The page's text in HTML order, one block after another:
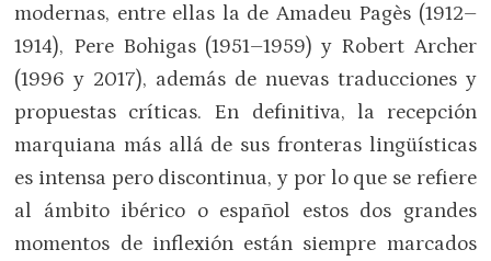
modernas, entre ellas la de Amadeu Pagès (1912–
1914), Pere Bohigas (1951–1959) y Robert Archer
(1996 y 2017), además de nuevas traducciones y
propuestas críticas. En definitiva, la recepción
marquiana más allá de sus fronteras lingüísticas
es intensa pero discontinua, y por lo que se refiere
al ámbito ibérico o español estos dos grandes
momentos de inflexión están siempre marcados